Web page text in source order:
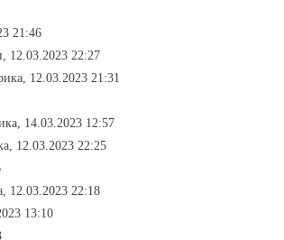
21:46
12.03.2023 22:27
12.03.2023 21:31
14.03.2023 12:57
12.03.2023 22:25
12.03.2023 22:18
13:10